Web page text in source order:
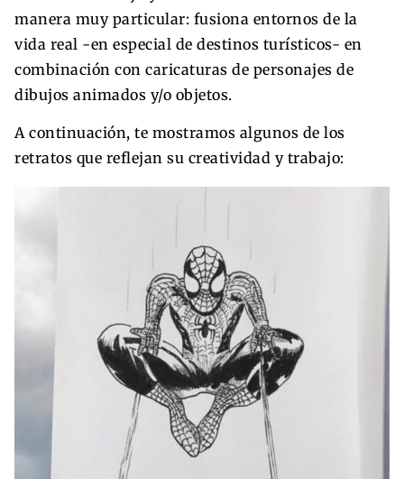
manera muy particular: fusiona entornos de la
vida real -en especial de destinos turísticos- en
combinación con caricaturas de personajes de
dibujos animados y/o objetos.
A continuación, te mostramos algunos de los
retratos que reflejan su creatividad y trabajo: